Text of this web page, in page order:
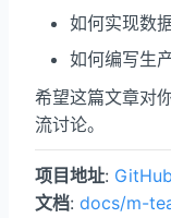
如何实现数
如何编写生
希望这篇文章对
流讨论。
项目地址: GitHub
文档: docs/m-